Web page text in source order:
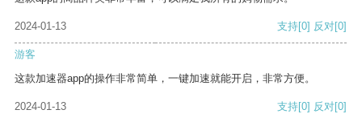
2024-01-13 支持[0] 反对[0]
游客
这款加速器app的操作非常简单，一键加速就能开启，非常方便。
2024-01-13 支持[0] 反对[0]